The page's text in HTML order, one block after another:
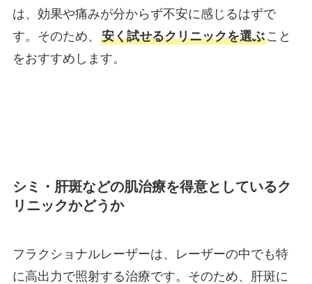
は、効果や痛みが分からず不安に感じるはずで
す。そのため、 安く試せるクリニックを選ぶこと
をおすすめします。
シミ・肝斑などの肌治療を得意としているク
リニックかどうか
フラクショナルレーザーは、レーザーの中でも特
に高出力で照射する治療です。そのため、肝斑に